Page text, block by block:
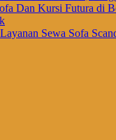
Dan Kursi Futura di
Layanan Sewa Sofa